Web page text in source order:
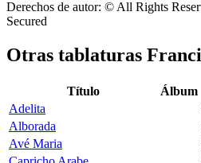
Derechos de autor: © All Rights
Secured
Otras tablaturas
Título Álbum
Adelita
Alborada
Avé Maria